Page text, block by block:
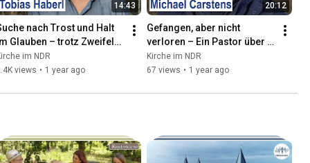
14:43
nach Trost und Halt
Glauben – trotz Zweifeln
Krisen. Ein ehrlicher
auf Spiritu...
im NDR
views • 1 year ago
20:12
Gefangen, aber nicht
verloren – Ein Pastor über
Hoffnung
Kirche im NDR
67 views • 1 year ago